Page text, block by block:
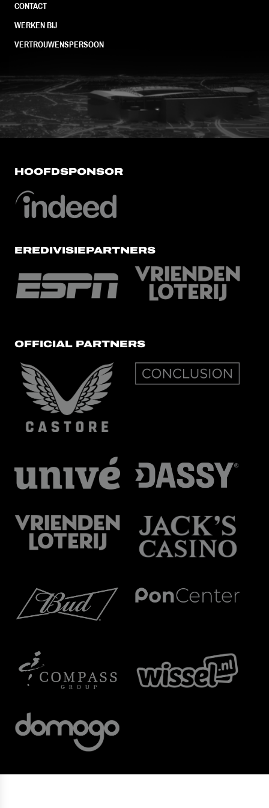
CONTACT
WERKEN BIJ
VERTROUWENSPERSOON
FC Utrecht<br>vanuit<br>het
HOOFDSPONSOR
EREDIVISIEPARTNERS
OFFICIAL PARTNERS